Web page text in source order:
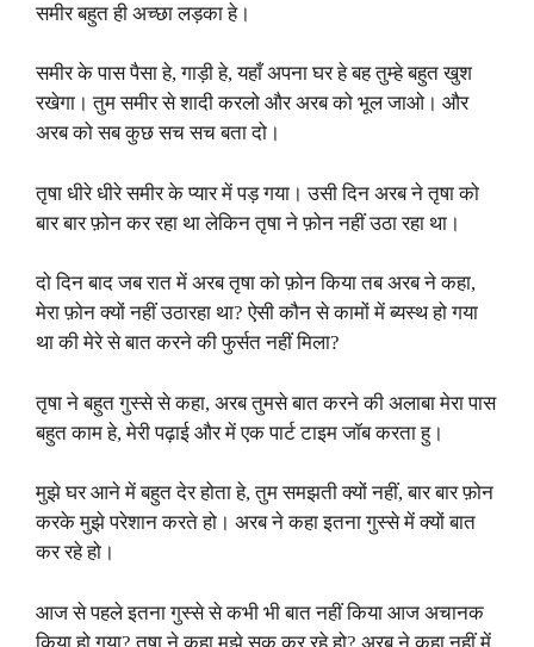
समीर बहुत ही अच्छा लड़का हे।
समीर के पास पैसा हे, गाड़ी हे, यहाँ अपना घर हे बह तुम्हे बहुत खुश
रखेगा। तुम समीर से शादी करलो और अरब को भूल जाओ। और
अरब को सब कुछ सच सच बता दो।
तृषा धीरे धीरे समीर के प्यार में पड़ गया। उसी दिन अरब ने तृषा को
बार बार फ़ोन कर रहा था लेकिन तृषा ने फ़ोन नहीं उठा रहा था।
दो दिन बाद जब रात में अरब तृषा को फ़ोन किया तब अरब ने कहा,
मेरा फ़ोन क्यों नहीं उठारहा था? ऐसी कौन से कामों में ब्यस्थ हो गया
था की मेरे से बात करने की फुर्सत नहीं मिला?
तृषा ने बहुत गुस्से से कहा, अरब तुमसे बात करने की अलाबा मेरा पास
बहुत काम हे, मेरी पढ़ाई और में एक पार्ट टाइम जॉब करता हु।
मुझे घर आने में बहुत देर होता हे, तुम समझती क्यों नहीं, बार बार फ़ोन
करके मुझे परेशान करते हो। अरब ने कहा इतना गुस्से में क्यों बात
कर रहे हो।
आज से पहले इतना गुस्से से कभी भी बात नहीं किया आज अचानक
किया हो गया? तृषा ने कहा मुझे सक कर रहे हो? अरब ने कहा नहीं में